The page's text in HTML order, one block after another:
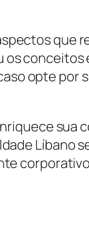
que
os
opte por
sua
Líbano